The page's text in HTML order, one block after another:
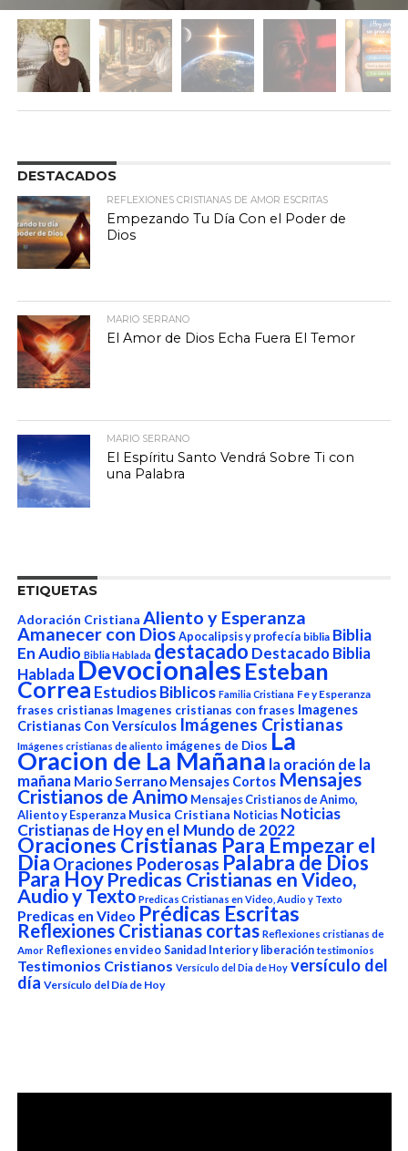
DESTACADOS
REFLEXIONES CRISTIANAS DE AMOR ESCRITAS
Empezando Tu Día Con el Poder de
Dios
MARIO SERRANO
El Amor de Dios Echa Fuera El Temor
MARIO SERRANO
El Espíritu Santo Vendrá Sobre Ti con
una Palabra
ETIQUETAS
Adoración Cristiana Aliento y Esperanza
Amanecer con Dios Apocalipsis y profecía biblia Biblia
En Audio Biblia Hablada destacado Destacado Biblia
HabladaDevocionalesEsteban
Correa Estudios Biblicos Familia Cristiana Fe y Esperanza
frases cristianas Imagenes cristianas con frases Imagenes
Cristianas Con Versículos Imágenes Cristianas
Imágenes cristianas de aliento imágenes de Dios La
Oracion de La Mañana la oración de la
mañana Mario Serrano Mensajes Cortos Mensajes
Cristianos de Animo Mensajes Cristianos de Animo,
Aliento y Esperanza Musica Cristiana Noticias Noticias
Cristianas de Hoy en el Mundo de 2022
Oraciones Cristianas Para Empezar el
DiaOraciones Poderosas Palabra de Dios
Para Hoy Predicas Cristianas en Video,
Audio y Texto Predicas Cristianas en Video, Audio y Texto
Predicas en Video Prédicas Escritas
Reflexiones Cristianas cortas Reflexiones cristianas de
Amor Reflexiones en video Sanidad Interior y liberación testimonios
Testimonios Cristianos Versículo del Dia de Hoy versículo del
día Versículo del Día de Hoy
Reproductor